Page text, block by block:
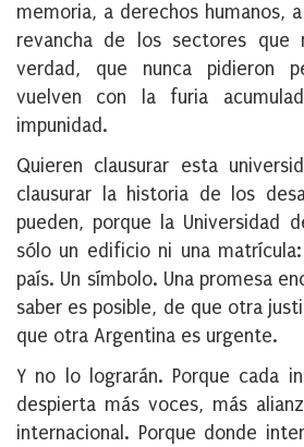
memoria, a derechos humanos,
revancha de los sectores que
verdad, que nunca pidieron
vuelven con la furia
impunidad.
Quieren clausurar esta
clausurar la historia de los
pueden, porque la Universidad
sólo un edificio ni una
país. Un símbolo. Una promesa
saber es posible, de que otra
que otra Argentina es urgente.
Y no lo lograrán. Porque cada
despierta más voces, más
internacional. Porque donde